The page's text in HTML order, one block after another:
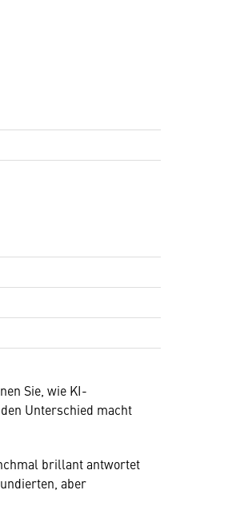
Sie, wie KI-
Unterschied macht
brillant antwortet
aber